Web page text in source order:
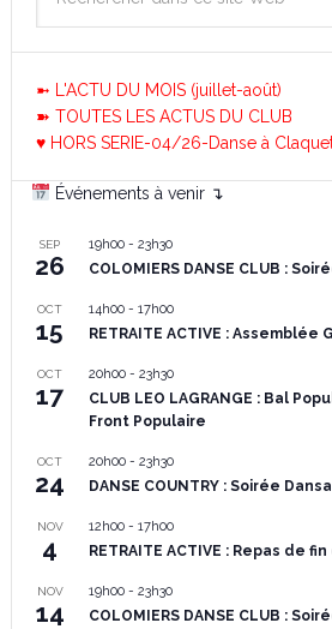
➼ L'ACTU DU MOIS (juillet-août)
➽ TOUTES LES ACTUS DU CLUB
♥ HORS SERIE-04/26-Danse à
Événements à venir ↴
SEP
26
19h00- 23h30
COLOMIERS DANSE CLUB :
OCT
15
14h00- 17h00
RETRAITE ACTIVE : Assemblée
OCT
17
20h00- 23h30
CLUB LEO LAGRANGE : Bal
Front Populaire
OCT
24
20h00- 23h30
DANSE COUNTRY : Soirée
NOV
4
12h00- 17h00
RETRAITE ACTIVE : Repas de fin
NOV
14
19h00- 23h30
COLOMIERS DANSE CLUB :